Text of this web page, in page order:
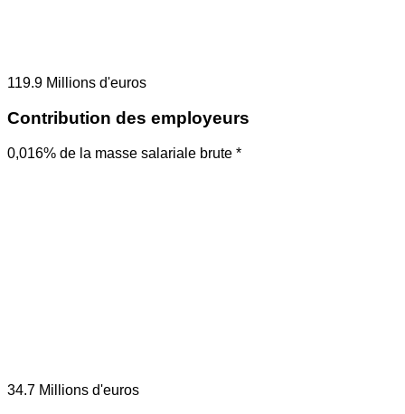
119.9 Millions d'euros
Contribution des employeurs
0,016% de la masse salariale brute *
34.7 Millions d'euros